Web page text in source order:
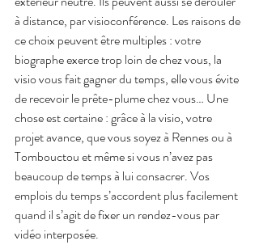
à distance, par visioconférence. Les raisons de
ce choix peuvent être multiples : votre
biographe exerce trop loin de chez vous, la
visio vous fait gagner du temps, elle vous évite
de recevoir le prête-plume chez vous… Une
chose est certaine : grâce à la visio, votre
projet avance, que vous soyez à Rennes ou à
Tombouctou et même si vous n’avez pas
beaucoup de temps à lui consacrer. Vos
emplois du temps s’accordent plus facilement
quand il s’agit de fixer un rendez-vous par
vidéo interposée.